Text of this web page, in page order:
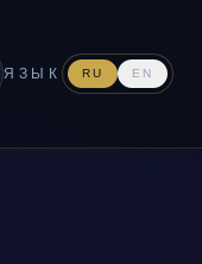
ЯЗЫК RU EN